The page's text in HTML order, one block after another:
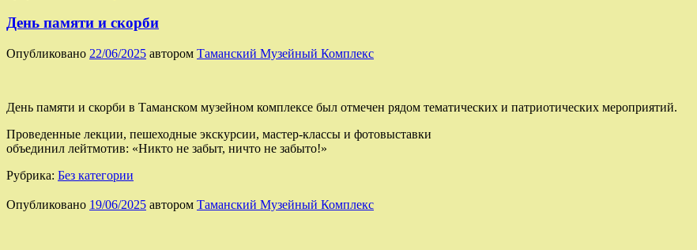
День памяти и скорби
Опубликовано 22/06/2025 автором Таманский Музейный Комплекс
День памяти и скорби в Таманском музейном комплексе был отмечен рядом тематических и патриотических мероприятий.
Проведенные лекции, пешеходные экскурсии, мастер-классы и фотовыставки
объединил лейтмотив: «Никто не забыт, ничто не забыто!»
Рубрика: Без категории
Опубликовано 19/06/2025 автором Таманский Музейный Комплекс